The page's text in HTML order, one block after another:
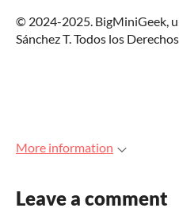
© 2024-2025. BigMiniGeek,
Sánchez T. Todos los
More information
Leave a comment